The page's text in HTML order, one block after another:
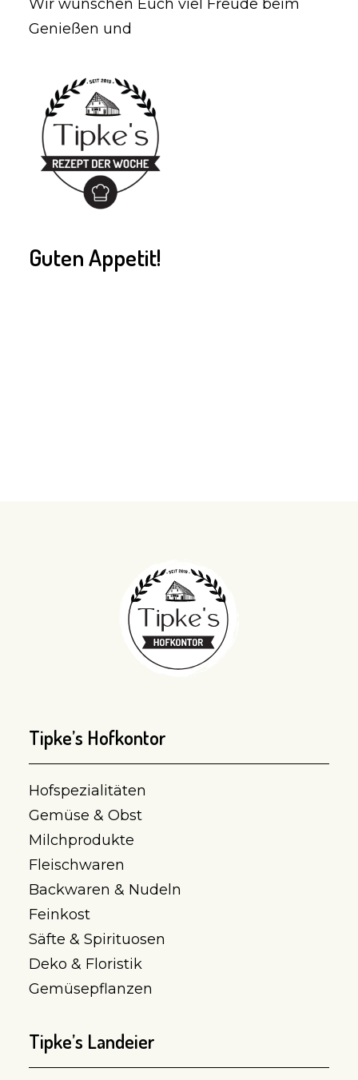
Wir wünschen Euch viel Freude beim
Genießen und
Guten Appetit!
Tipke’s Hofkontor
Hofspezialitäten
Gemüse & Obst
Milchprodukte
Fleischwaren
Backwaren & Nudeln
Feinkost
Säfte & Spirituosen
Deko & Floristik
Gemüsepflanzen
Tipke’s Landeier